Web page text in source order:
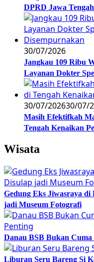
DPRD Jawa
30/07/2026
Jangkau 109 Ribu
Layanan Dokter
30/07/202630/07/
Masih Efektifkah
Tengah Kenaikan
Wisata
Gedung Eks Jiwasraya
jadi Museum Fotografi
Danau BSB Bukan Cuma
Liburan Seru Bareng Si